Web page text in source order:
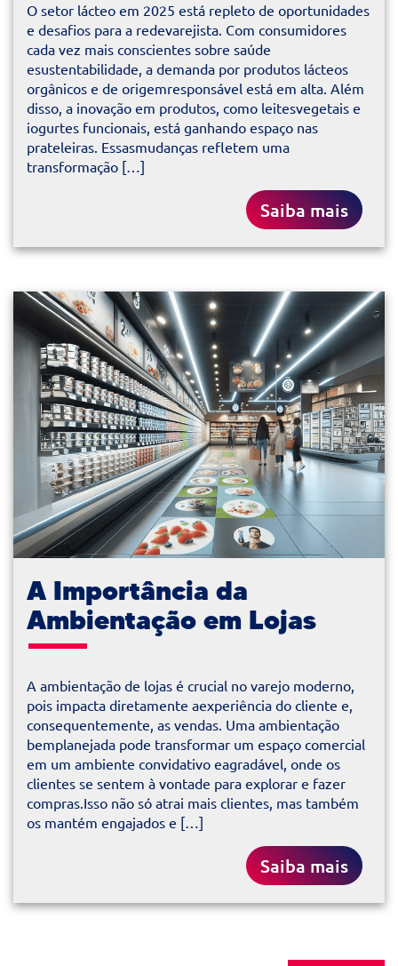
O setor lácteo em 2025 está repleto de oportunidades
e desafios para a redevarejista. Com consumidores
cada vez mais conscientes sobre saúde
esustentabilidade, a demanda por produtos lácteos
orgânicos e de origemresponsável está em alta. Além
disso, a inovação em produtos, como leitesvegetais e
iogurtes funcionais, está ganhando espaço nas
prateleiras. Essasmudanças refletem uma
transformação […]
Saiba mais
A Importância da
Ambientação em Lojas
A ambientação de lojas é crucial no varejo moderno,
pois impacta diretamente aexperiência do cliente e,
consequentemente, as vendas. Uma ambientação
bemplanejada pode transformar um espaço comercial
em um ambiente convidativo eagradável, onde os
clientes se sentem à vontade para explorar e fazer
compras.Isso não só atrai mais clientes, mas também
os mantém engajados e […]
Saiba mais